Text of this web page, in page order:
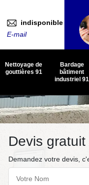
indisponible
E-mail
Nettoyage de
gouttières 91
Bardage
bâtiment
industriel 91
Devis gratuit
Demandez votre devis,